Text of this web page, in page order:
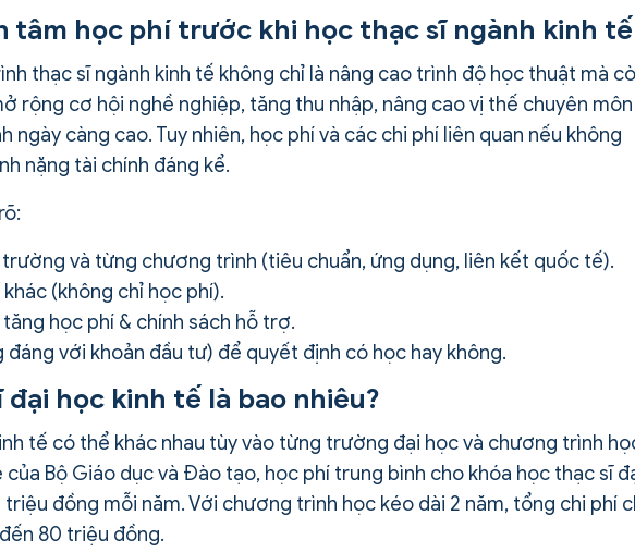
tâm học phí trước khi học thạc sĩ ngành kinh tế
thạc sĩ ngành kinh tế không chỉ là nâng cao trình độ học thuật mà
rộng cơ hội nghề nghiệp, tăng thu nhập, nâng cao vị thế chuyên môn
ngày càng cao. Tuy nhiên, học phí và các chi phí liên quan nếu không
nặng tài chính đáng kể.
và từng chương trình (tiêu chuẩn, ứng dụng, liên kết quốc tế).
(không chỉ học phí).
học phí & chính sách hỗ trợ.
đáng với khoản đầu tư) để quyết định có học hay không.
đại học kinh tế là bao nhiêu?
tế có thể khác nhau tùy vào từng trường đại học và chương trình
Bộ Giáo dục và Đào tạo, học phí trung bình cho khóa học thạc sĩ
đồng mỗi năm. Với chương trình học kéo dài 2 năm, tổng chi phí
80 triệu đồng.